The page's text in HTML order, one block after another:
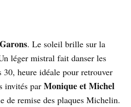
Garons. Le soleil brille sur la
léger mistral fait danser les
30, heure idéale pour retrouver
invités par Monique et Michel
de remise des plaques Michelin.